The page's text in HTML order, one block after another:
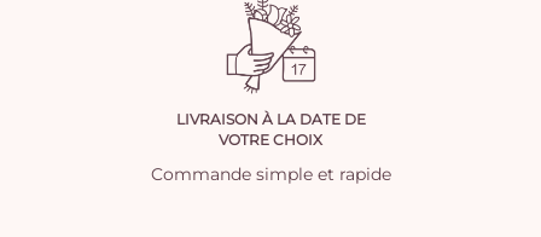
LIVRAISON À LA DATE DE
VOTRE CHOIX
Commande simple et rapide